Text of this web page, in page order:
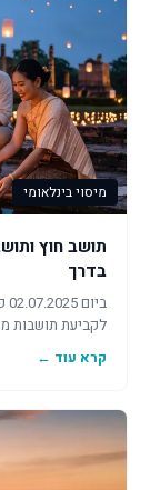
מיסוי בינלאומי
תושב חוץ
בדרך
לקביעת תושבות
קרא עוד ←